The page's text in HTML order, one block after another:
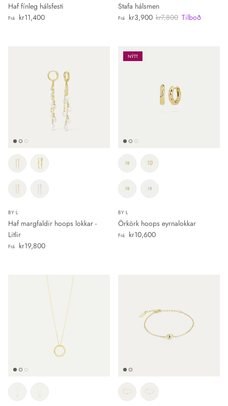
Haf fínleg hálsfesti
Verð
Frá kr11,400
Stafa hálsmen
Útsöluverð
Frá kr3,900 Verð
kr7,800 Tilboð
BY•L
Haf margfaldir hoops lokkar -
Litlir
Verð
Frá kr19,800
NÝTT
BY•L
Örkörk hoops eyrnalokkar
Verð
Frá kr10,600